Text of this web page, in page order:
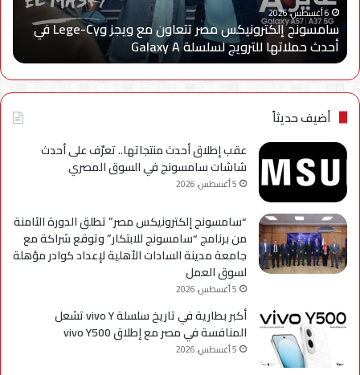
Cy
في
أحدث
حملاتها
للترويج
لسلسلة
Galaxy
A
6 أغسطس، 2026
سامسونج إلكترونيكس مصر تتعاون مع ويجز وLege-Cy في
أحدث حملاتها للترويج لسلسلة Galaxy A
My
أضيف حديثاً
عقب إطلاق أحدث منتجاتها.. تعرّف على أحدث
شاشات سامسونج في السوق المصري
5 أغسطس، 2026
“سامسونج إلكترونيكس مصر” تطلق الدورة الثامنة
من برنامج “سامسونج للابتكار” وتوقع شراكة مع
جامعة مدينة السادات الأهلية لإعداد كوادر مؤهلة
لسوق العمل
5 أغسطس، 2026
أكبر بطارية في تاريخ سلسلة vivo Y تشعل
المنافسة في مصر مع إطلاق vivo Y500
5 أغسطس، 2026